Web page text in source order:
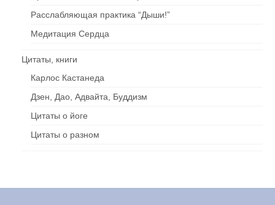
Расслабляющая практика “Дыши!”
Медитация Сердца
Цитаты, книги
Карлос Кастанеда
Дзен, Дао, Адвайта, Буддизм
Цитаты о йоге
Цитаты о разном